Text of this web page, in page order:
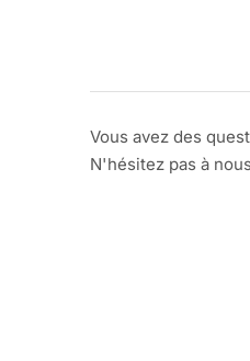
Vous avez des
N'hésitez pas à nous